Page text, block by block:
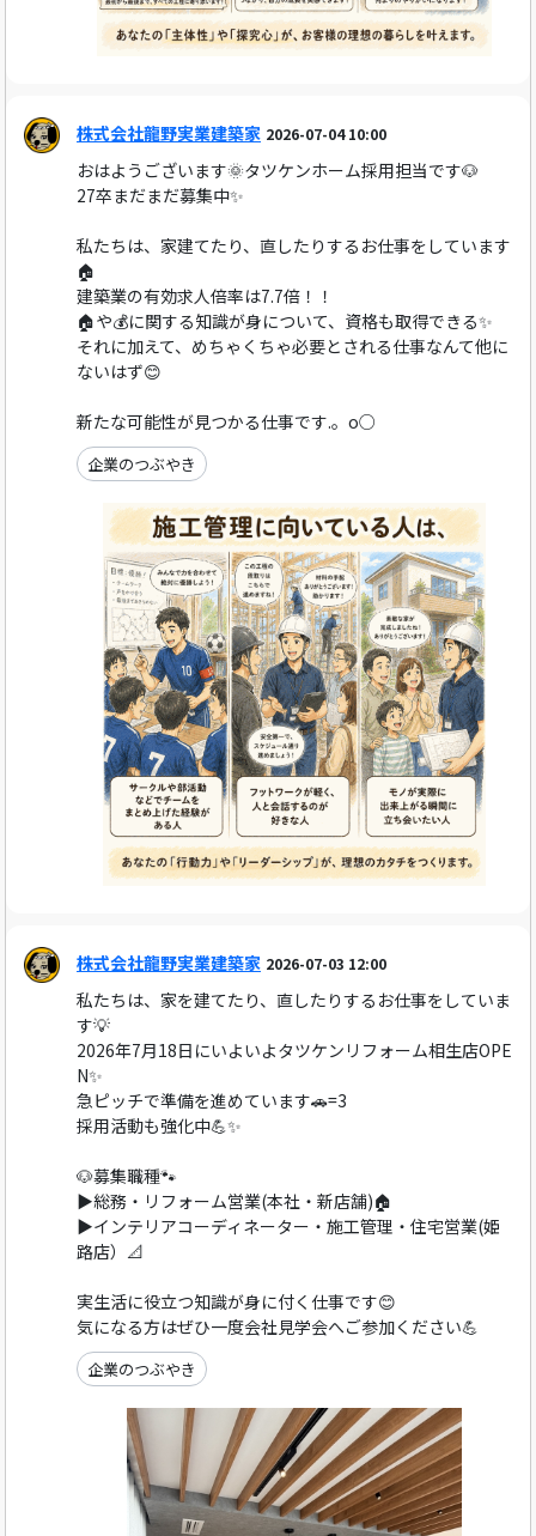
株式会社龍野実業建築家 2026-07-04 10:00
おはようございます🌞タツケンホーム採用担当です🐶
27卒まだまだ募集中✨
私たちは、家建てたり、直したりするお仕事をしています
🏠
建築業の有効求人倍率は7.7倍！！
🏠や💰に関する知識が身について、資格も取得できる✨
それに加えて、めちゃくちゃ必要とされる仕事なんて他に
ないはず😊
新たな可能性が見つかる仕事です.。o○
企業のつぶやき
株式会社龍野実業建築家 2026-07-03 12:00
私たちは、家を建てたり、直したりするお仕事をしていま
す💡
2026年7月18日にいよいよタツケンリフォーム相生店OPE
N✨
急ピッチで準備を進めています🚗=3
採用活動も強化中💪✨
🐶募集職種🐾
▶総務・リフォーム営業(本社・新店舗)🏠
▶インテリアコーディネーター・施工管理・住宅営業(姫
路店）📐
実生活に役立つ知識が身に付く仕事です😊
気になる方はぜひ一度会社見学会へご参加ください💪
企業のつぶやき